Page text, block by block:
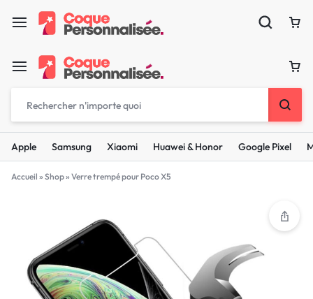
Apple Samsung Xiaomi Huawei & Honor Google Pixel
Accueil » Shop» Verre trempé pour Poco X5